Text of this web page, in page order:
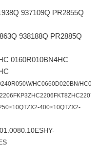
937109Q PR2855Q
938188Q PR2885Q
0160R010BN4HC
HC0660D020BN/HC
HC2206FKT8Z
TZX2-400×10QTZX2-
HY-